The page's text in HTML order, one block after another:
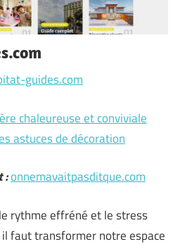
guides.com
chaleureuse et conviviale
astuces de décoration
:onnemavaitpasditque.com
rythme effréné et le stress
faut transformer notre espace